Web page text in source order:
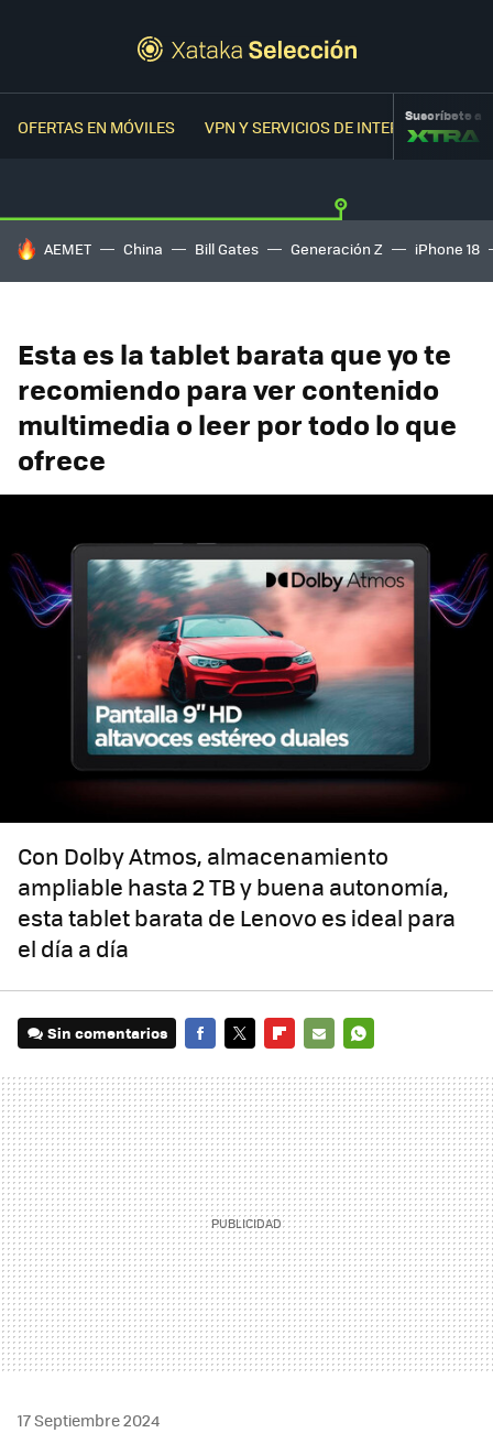
OFERTAS EN MÓVILES VPN Y SERVICIOS DE INTERNETSuscríbete a
HOY SE HABLA DE
AEMET China Bill Gates Generación Z iPhone 18
Esta es la tablet barata que yo te
recomiendo para ver contenido
multimedia o leer por todo lo que
ofrece
Con Dolby Atmos, almacenamiento
ampliable hasta 2 TB y buena autonomía,
esta tablet barata de Lenovo es ideal para
el día a día
Sin comentarios
MAIL
17 Septiembre 2024